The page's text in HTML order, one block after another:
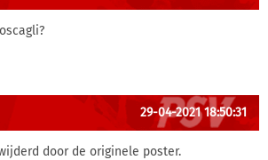
29-04-2021 18:50:31
door de originele poster.